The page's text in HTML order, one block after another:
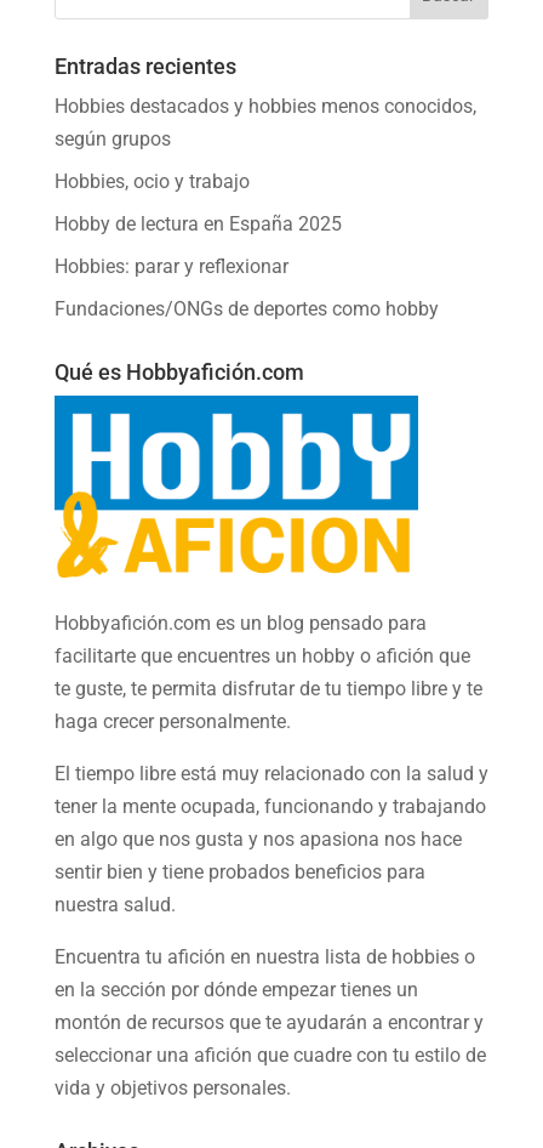
Entradas recientes
Hobbies destacados y hobbies menos conocidos,
según grupos
Hobbies, ocio y trabajo
Hobby de lectura en España 2025
Hobbies: parar y reflexionar
Fundaciones/ONGs de deportes como hobby
Qué es Hobbyafición.com
Hobbyafición.com es un blog pensado para
facilitarte que encuentres un hobby o afición que
te guste, te permita disfrutar de tu tiempo libre y te
haga crecer personalmente.
El tiempo libre está muy relacionado con la salud y
tener la mente ocupada, funcionando y trabajando
en algo que nos gusta y nos apasiona nos hace
sentir bien y tiene probados beneficios para
nuestra salud.
Encuentra tu afición en nuestra lista de hobbieso
en la sección por dónde empezar tienes un
montón de recursos que te ayudarán a encontrar y
seleccionar una afición que cuadre con tu estilo de
vida y objetivos personales.